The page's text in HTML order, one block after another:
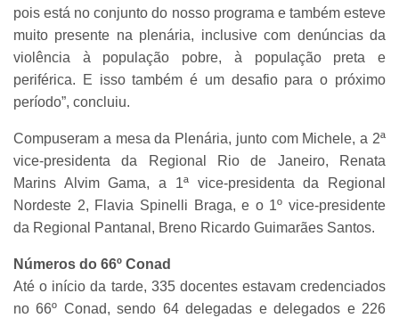
pois está no conjunto do nosso programa e também esteve
muito presente na plenária, inclusive com denúncias da
violência à população pobre, à população preta e
periférica. E isso também é um desafio para o próximo
período”, concluiu.
Compuseram a mesa da Plenária, junto com Michele, a 2ª
vice-presidenta da Regional Rio de Janeiro, Renata
Marins Alvim Gama, a 1ª vice-presidenta da Regional
Nordeste 2, Flavia Spinelli Braga, e o 1º vice-presidente
da Regional Pantanal, Breno Ricardo Guimarães Santos.
Números do 66º Conad
Até o início da tarde, 335 docentes estavam credenciados
no 66º Conad, sendo 64 delegadas e delegados e 226